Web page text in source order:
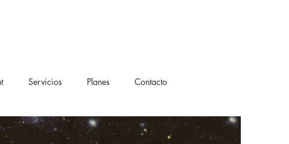
Servicios Planes Contacto